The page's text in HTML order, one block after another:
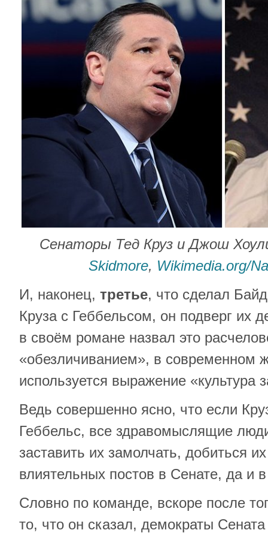
Сенаторы Тед Круз и Джош
Skidmore, Wikimedia.org/
И, наконец, третье, что сделал
Круза с Геббельсом, он подверг их
в своём романе назвал это
«обезличиванием», в современном
используется выражение «культура
Ведь совершенно ясно, что если
Геббельс, все здравомыслящие
заставить их замолчать, добиться
влиятельных постов в Сенате, да и
Словно по команде, вскоре после
то, что он сказал, демократы